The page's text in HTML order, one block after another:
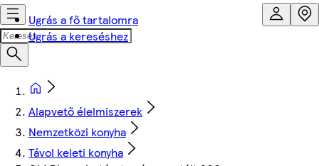
Ugrás a fő tartalomra
Ugrás a kereséshez
Alapvető élelmiszerek
Nemzetközi konyha
Távol keleti konyha